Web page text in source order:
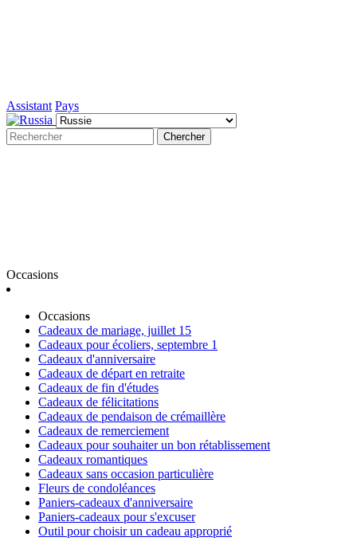
Assistant Pays
Chercher
Occasions
Occasions
Cadeaux de mariage, juillet 15
Cadeaux pour écoliers, septembre 1
Cadeaux d'anniversaire
Cadeaux de départ en retraite
Cadeaux de fin d'études
Cadeaux de félicitations
Cadeaux de pendaison de crémaillère
Cadeaux de remerciement
Cadeaux pour souhaiter un bon rétablissement
Cadeaux romantiques
Cadeaux sans occasion particulière
Fleurs de condoléances
Paniers-cadeaux d'anniversaire
Paniers-cadeaux pour s'excuser
Outil pour choisir un cadeau approprié